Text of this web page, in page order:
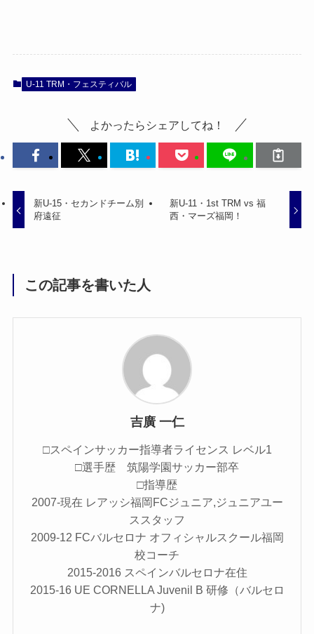
U-11 TRM・フェスティバル
よかったらシェアしてね！
新U-15・セカンドチーム別
府遠征
新U-11・1st TRM vs 福
西・マーズ福岡！
この記事を書いた人
吉廣 一仁
□スペインサッカー指導者ライセンス レベル1
□選手歴 筑陽学園サッカー部卒
□指導歴
2007-現在 レアッシ福岡FCジュニア,ジュニアユー
ススタッフ
2009-12 FCバルセロナ オフィシャルスクール福岡
校コーチ
2015-2016 スペインバルセロナ在住
2015-16 UE CORNELLA Juvenil B 研修（バルセロ
ナ)